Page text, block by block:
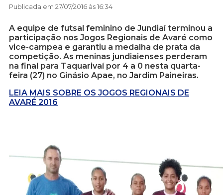
Publicada em 27/07/2016 às 16:34
A equipe de futsal feminino de Jundiaí terminou a
participação nos Jogos Regionais de Avaré como
vice-campeã e garantiu a medalha de prata da
competição. As meninas jundiaienses perderam
na final para Taquarivaí por 4 a 0 nesta quarta-
feira (27) no Ginásio Apae, no Jardim Paineiras.
LEIA MAIS SOBRE OS JOGOS REGIONAIS DE
AVARÉ 2016